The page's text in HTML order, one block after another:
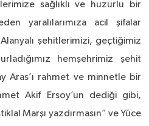
sağlıklı ve huzurlu bir
yaralılarımıza acil şifalar
şehitlerimizi, geçtiğimiz
hemşehrimiz şehit
Aras’ı rahmet ve minnetle bir
Akif Ersoy’un dediği gibi,
Marşı yazdırmasın” ve Yüce